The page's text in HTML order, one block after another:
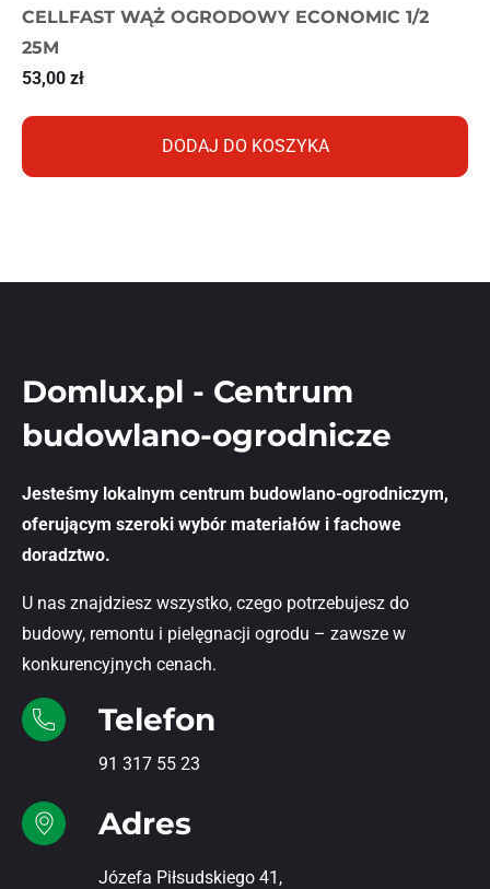
CELLFAST WĄŻ OGRODOWY ECONOMIC 1/2
25M
53,00 zł
DODAJ DO KOSZYKA
Domlux.pl - Centrum
budowlano-ogrodnicze
Jesteśmy lokalnym centrum budowlano-ogrodniczym,
oferującym szeroki wybór materiałów i fachowe
doradztwo.
U nas znajdziesz wszystko, czego potrzebujesz do
budowy, remontu i pielęgnacji ogrodu – zawsze w
konkurencyjnych cenach.
Telefon
91 317 55 23
Adres
Józefa Piłsudskiego 41,